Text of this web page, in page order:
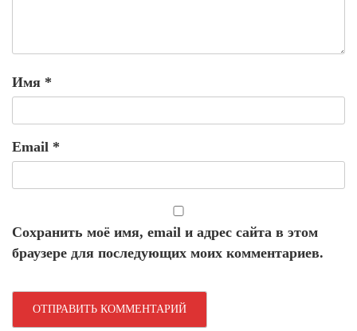
Имя *
Email *
Сохранить моё имя, email и адрес сайта в этом
браузере для последующих моих комментариев.